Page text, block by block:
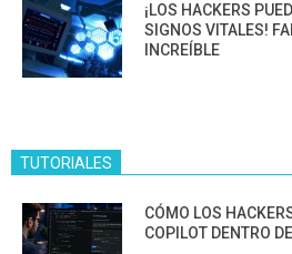
¡LOS HACKERS
SIGNOS VITALES!
INCREÍBLE
TUTORIALES
CÓMO LOS
COPILOT DENTRO